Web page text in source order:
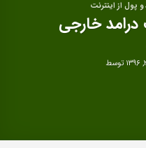
پول از اینترنت
خارجی
توسط